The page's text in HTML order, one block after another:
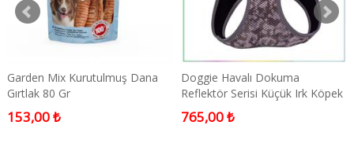
Garden Mix Kurutulmuş Dana
Gırtlak 80 Gr
153,00 ₺
Doggie Havalı Dokuma
Reflektör Serisi Küçük Irk Köpek
Göğüs Tasması Kamuflaj L 42-
48cm
765,00 ₺